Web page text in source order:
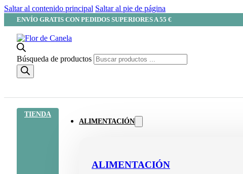
Saltar al contenido principal Saltar al pie de página
ENVÍO GRATIS CON PEDIDOS SUPERIORES A 55 €
Búsqueda de productos
TIENDA
ALIMENTACIÓN
ALIMENTACIÓN